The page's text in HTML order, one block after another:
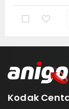
Kodak